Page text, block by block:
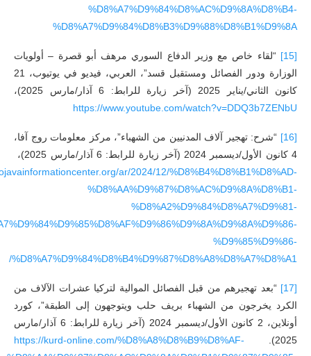
%D8%A7%D9%84%D8%AC%D9%8A%D8%B4-
%D8%A7%D9%84%D8%B3%D9%88%D8%B1%D9%8A
[15]
“لقاء خاص مع وزير الدفاع السوري مرهف أبو قصرة – أولويات
الوزارة ودور الفصائل ومستقبل قسد”، العربي، فيديو في يوتيوب، 21
كانون الثاني/يناير 2025 (آخر زيارة للرابط: 6 آذار/مارس 2025)،
https://www.youtube.com/watch?v=DDQ3b7ZENbU
[16]
“شرح: تهجير آلاف المدنيين من الشهباء”، مركز معلومات روج آفا،
4 كانون الأول/ديسمبر 2024 (آخر زيارة للرابط: 6 آذار/مارس 2025)،
ar/2024/12/%D8%B4%D8%B1%D8%AD-
%D8%AA%D9%87%D8%AC%D9%8A%D8%B1-
%D8%A2%D9%84%D8%A7%D9%81-
%D9%85%D9%86-
%D8%A7%D9%84%D8%B4%D9%87%D8%A8%D8%A7%D8%A1/
[17]
“بعد تهجيرهم من قبل الفصائل الموالية لتركيا عشرات الآلاف من
الكرد يخرجون من الشهباء بريف حلب ويتوجهون إلى الطبقة”، كورد
أونلاين، 2 كانون الأول/ديسمبر 2024 (آخر زيارة للرابط: 6 آذار/مارس
2025).
https://kurd-online.com/%D8%A8%D8%B9%D8%AF-